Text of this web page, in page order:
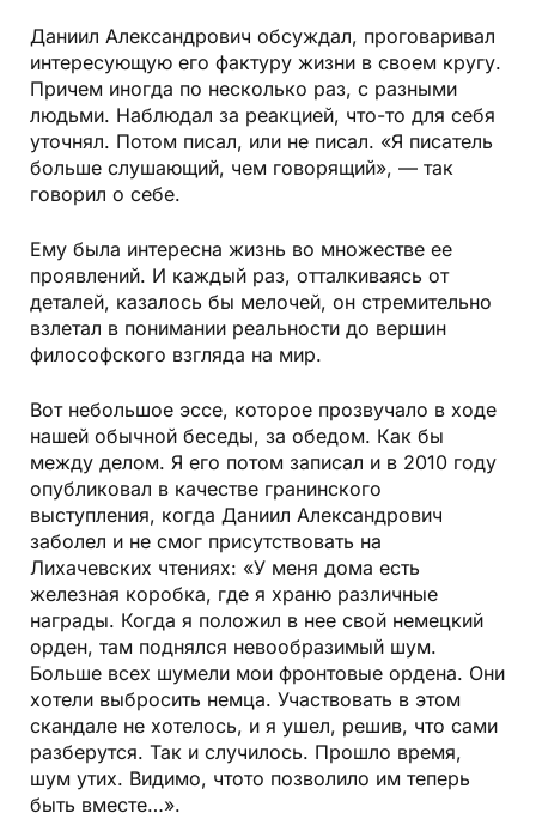
Даниил Александрович обсуждал, проговаривал
интересующую его фактуру жизни в своем кругу.
Причем иногда по несколько раз, с разными
людьми. Наблюдал за реакцией, что-то для себя
уточнял. Потом писал, или не писал. «Я писатель
больше слушающий, чем говорящий», — так
говорил о себе.
Ему была интересна жизнь во множестве ее
проявлений. И каждый раз, отталкиваясь от
деталей, казалось бы мелочей, он стремительно
взлетал в понимании реальности до вершин
философского взгляда на мир.
Вот небольшое эссе, которое прозвучало в ходе
нашей обычной беседы, за обедом. Как бы
между делом. Я его потом записал и в 2010 году
опубликовал в качестве гранинского
выступления, когда Даниил Александрович
заболел и не смог присутствовать на
Лихачевских чтениях: «У меня дома есть
железная коробка, где я храню различные
награды. Когда я положил в нее свой немецкий
орден, там поднялся невообразимый шум.
Больше всех шумели мои фронтовые ордена. Они
хотели выбросить немца. Участвовать в этом
скандале не хотелось, и я ушел, решив, что сами
разберутся. Так и случилось. Прошло время,
шум утих. Видимо, что­то позволило им теперь
быть вместе…».